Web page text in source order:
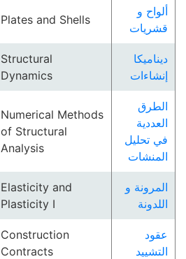
ألواح و
قشريات
Plates and Shells
ديناميكا
إنشاءات
Structural
Dynamics
الطرق
العددية
في تحليل
المنشات
Numerical Methods
of Structural
Analysis
المرونة و
اللدونة
Elasticity and
Plasticity I
عقود
التشييد
Construction
Contracts